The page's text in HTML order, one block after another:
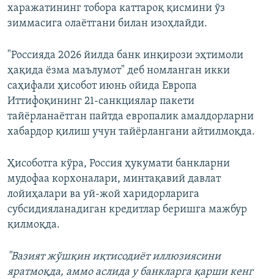
харажатининг тобора каттароқ қисмини ўз
зиммасига олаётгани билан изоҳлайди.
"Россияда 2026 йилда банк инқирози эҳтимоли
ҳақида ёзма маълумот" деб номланган икки
саҳифали ҳисобот июнь ойида Европа
Иттифоқининг 21-санкциялар пакети
тайёрланаётган пайтда европалик амалдорларни
хабардор қилиш учун тайёрлангани айтилмоқда.
Ҳисоботга кўра, Россия ҳукумати банкларни
мудофаа корхоналари, минтақавий давлат
лойиҳалари ва уй-жой харидорларига
субсидияланадиган кредитлар беришга мажбур
қилмоқда.
"Вазият жўшқин иқтисодиёт иллюзиясини
яратмоқда, аммо аслида у банкларга қарши кенг